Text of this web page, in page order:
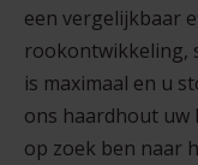
een vergelijkbaar
rookontwikkeling,
is maximaal en u
ons haardhout uw
op zoek ben naar